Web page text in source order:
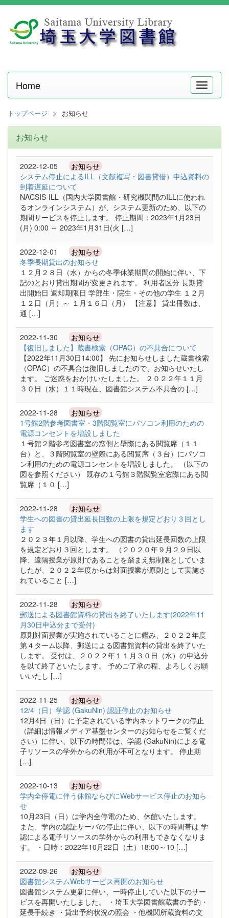
メ
ニ
Home
トップページ お知らせ
お知らせ
2022-12-05 お知らせ
システム停止によるILL（文献複写・図書貸借）申込資料の
到着遅延について
NACSIS-ILL（国内大学図書館・研究機関間のILLに使われ
るオンラインシステム）が、システム更新のため、以下の
期間サービスを停止します。 停止期間：2023年1月23日
(月) 0:00 ～ 2023年1月31日(火 […]
2022-12-01 お知らせ
冬季長期貸出のお知らせ
１２月２８日（水）からの冬季休業期間の開始に伴い、下
記のとおり貸出期間が変更されます。 利用者区分 長期貸
出開始日 返却期限日 学部生・院生・その他の学生 １２月
１２日（月）～ １月１６日（月） 【注意】 貸出冊数は、
通 […]
2022-11-30 お知らせ
【復旧しました】蔵書検索（OPAC）の不具合について
【2022年11月30日14:00】 先にお知らせしました蔵書検索
（OPAC）の不具合は復旧しましたので、お知らせいたし
ます。 ご迷惑をおかけいたしました。 ２０２２年１１月
３０日（水）１１時現在、図書館システム不具合の […]
2022-11-28 お知らせ
1号館2階参考図書室・3階閲覧室にパソコン利用のための
電源コンセントを増設しました
１号館２階参考図書室の窓側と壁際にある閲覧席（１１
台）と、３階閲覧室の壁際にある閲覧席（３台）にパソコ
ン利用のための電源コンセントを増設しました。 （以下の
図を参照ください） 既存の１号館３階閲覧室窓際にある閲
覧席（１０ […]
2022-11-28 お知らせ
学生への図書の貸出延長回数の上限を規定どおり３回とし
ます
２０２３年１月以降、学生への図書の貸出延長回数の上限
を規定どおり３回とします。 （２０２０年９月２９日以
降、遠隔授業が原則であることを踏まえ無制限としていま
したが、２０２２年度からは対面授業が原則として実施さ
れていること […]
2022-11-28 お知らせ
郵送による図書館資料の貸出を終了いたします(2022年11
月30日申込分まで受付)
原則対面授業が実施されていることに鑑み、２０２２年度
第４ターム以降、郵送による図書館資料の貸出を終了いた
します。 受付は、２０２２年１１月３０日（水）の申込分
を以て終了といたします。 予めご了承の程、よろしくお願
いいたし […]
2022-11-25 お知らせ
12/4（日）学認 (GakuNin) 認証停止のお知らせ
12月4日（日）に予定されている学内ネットワークの停止
（詳細は情報メディア基盤センターのお知らせをご覧くだ
さい）に伴い、以下の時間帯は、学認 (GakuNin)による電
子リソースの学外からの利用が不可となります。 停止期
[…]
2022-10-13 お知らせ
学内全停電に伴う休館ならびにWebサービス停止のお知ら
せ
10月23日（日）は学内全停電のため、休館いたします。
また、学内の認証サーバの停止に伴い、以下の時間帯は 学
認による電子リソースの学外からの利用もできなくなりま
す。 ・日時：2022年10月22日（土）18:00～10 […]
2022-09-26 お知らせ
図書館システムWebサービス再開のお知らせ
図書館システム更新に伴い、一時停止していた以下のサー
ビスを再開いたしました。 ・埼玉大学図書館蔵書の予約・
延長手続き ・貸出予約状況の照会 ・他機関所蔵資料の文